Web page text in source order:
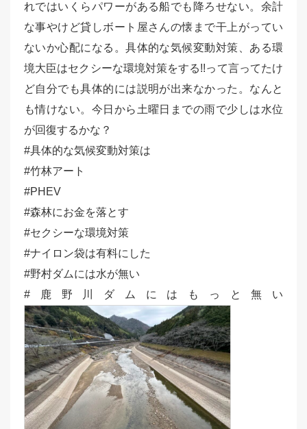
れではいくらパワーがある船でも降ろせない。余計
な事やけど貸しボート屋さんの懐まで干上がってい
ないか心配になる。具体的な気候変動対策、ある環
境大臣はセクシーな環境対策をする!!って言ってたけ
ど自分でも具体的には説明が出来なかった。なんと
も情けない。今日から土曜日までの雨で少しは水位
が回復するかな？
#具体的な気候変動対策は
#竹林アート
#PHEV
#森林にお金を落とす
#セクシーな環境対策
#ナイロン袋は有料にした
#野村ダムには水が無い
#鹿野川ダムにはもっと無い